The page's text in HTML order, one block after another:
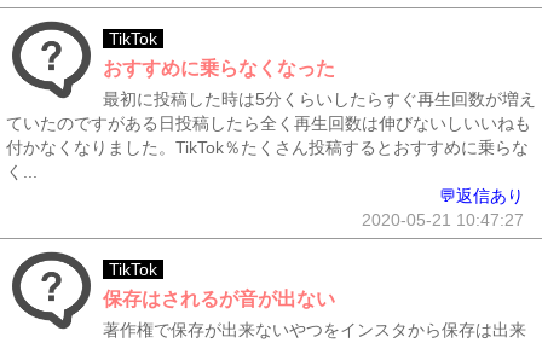
TikTok
おすすめに乗らなくなった
最初に投稿した時は5分くらいしたらすぐ再生回数が増え
ていたのですがある日投稿したら全く再生回数は伸びないしいいねも
付かなくなりました。TikTok％たくさん投稿するとおすすめに乗らな
く...
💬返信あり
2020-05-21 10:47:27
TikTok
保存はされるが音が出ない
著作権で保存が出来ないやつをインスタから保存は出来